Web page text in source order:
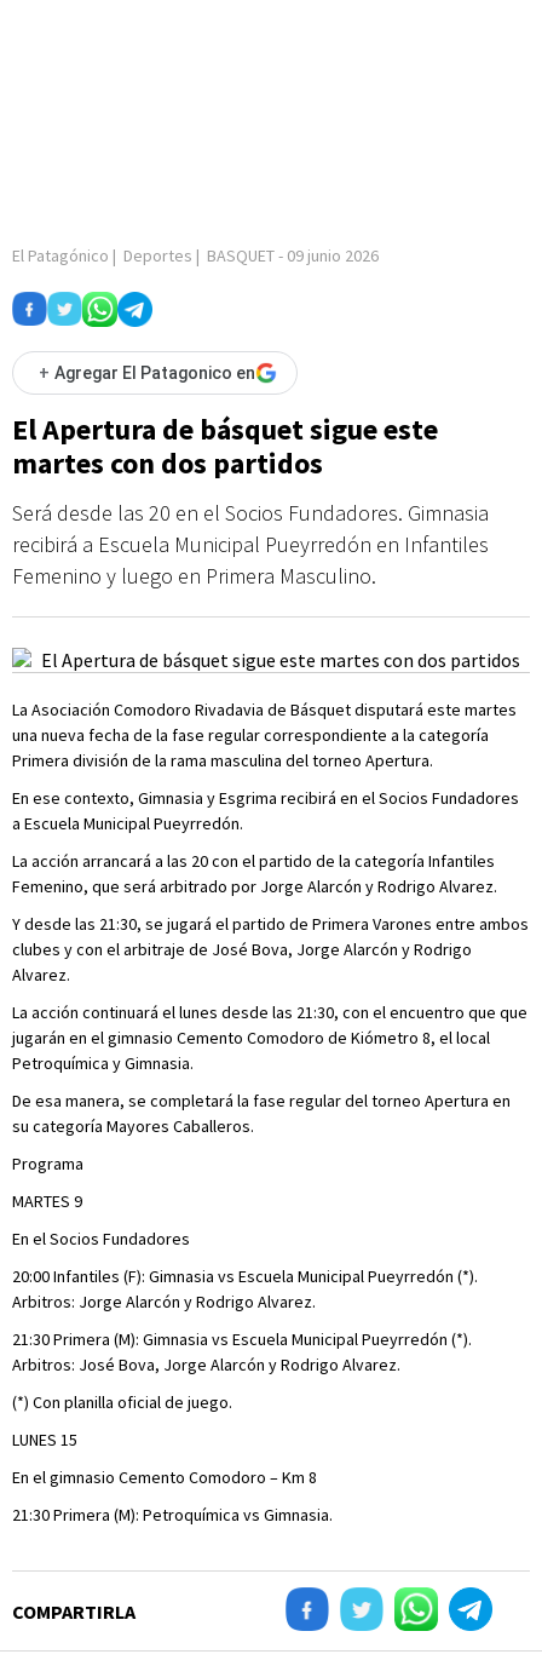
El Patagónico | Deportes | BASQUET- 09 junio 2026
+ Agregar El Patagonico en
El Apertura de básquet sigue este
martes con dos partidos
Será desde las 20 en el Socios Fundadores. Gimnasia
recibirá a Escuela Municipal Pueyrredón en Infantiles
Femenino y luego en Primera Masculino.
La Asociación Comodoro Rivadavia de Básquet disputará este martes
una nueva fecha de la fase regular correspondiente a la categoría
Primera división de la rama masculina del torneo Apertura.
En ese contexto, Gimnasia y Esgrima recibirá en el Socios Fundadores
a Escuela Municipal Pueyrredón.
La acción arrancará a las 20 con el partido de la categoría Infantiles
Femenino, que será arbitrado por Jorge Alarcón y Rodrigo Alvarez.
Y desde las 21:30, se jugará el partido de Primera Varones entre ambos
clubes y con el arbitraje de José Bova, Jorge Alarcón y Rodrigo
Alvarez.
La acción continuará el lunes desde las 21:30, con el encuentro que que
jugarán en el gimnasio Cemento Comodoro de Kiómetro 8, el local
Petroquímica y Gimnasia.
De esa manera, se completará la fase regular del torneo Apertura en
su categoría Mayores Caballeros.
Programa
MARTES 9
En el Socios Fundadores
20:00 Infantiles (F): Gimnasia vs Escuela Municipal Pueyrredón (*).
Arbitros: Jorge Alarcón y Rodrigo Alvarez.
21:30 Primera (M): Gimnasia vs Escuela Municipal Pueyrredón (*).
Arbitros: José Bova, Jorge Alarcón y Rodrigo Alvarez.
(*) Con planilla oficial de juego.
LUNES 15
En el gimnasio Cemento Comodoro – Km 8
21:30 Primera (M): Petroquímica vs Gimnasia.
COMPARTIRLA